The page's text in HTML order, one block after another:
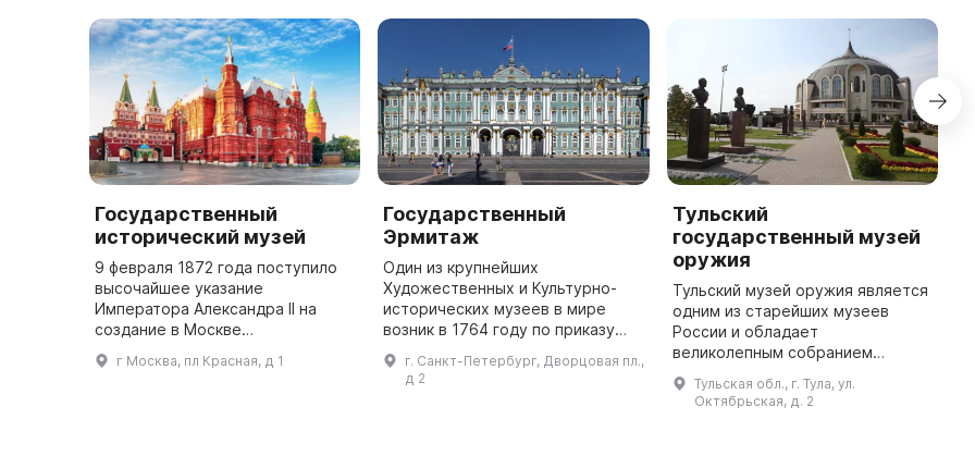
Государственный
исторический музей
9 февраля 1872 года поступило
высочайшее указание
Императора Александра II на
создание в Москве
Исторического музея имени
Цесаревича Александра
г Москва, пл Красная, д 1
Государственный
Эрмитаж
Один из крупнейших
Художественных и Культурно-
исторических музеев в мире
возник в 1764 году по приказу
императрицы Екатерины II, как
частное собрание. Музей был
открыт для посещения в 1852
г. Санкт-Петербург, Дворцовая пл.,
д 2
Тульский
государственный музей
оружия
Тульский музей оружия является
одним из старейших музеев
России и обладает
великолепным собранием
огнестрельного и холодного
оружия отечественного и
зарубежного производства. Он
Тульская обл., г. Тула, ул.
Октябрьская, д. 2